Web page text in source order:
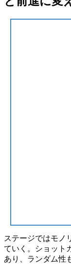
ステージではモノ
ていく。ショット
あり、ランダム性